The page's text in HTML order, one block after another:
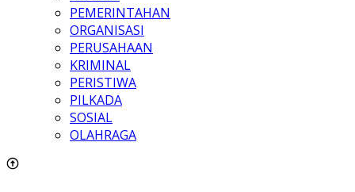
PEMERINTAHAN
ORGANISASI
PERUSAHAAN
KRIMINAL
PERISTIWA
PILKADA
SOSIAL
OLAHRAGA